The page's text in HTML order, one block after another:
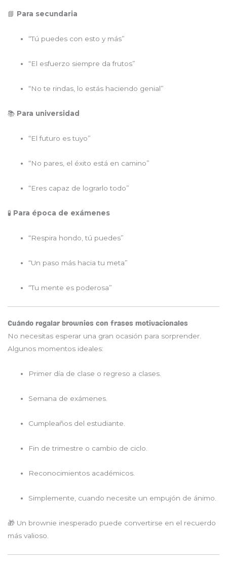
📘 Para secundaria
“Tú puedes con esto y más”
“El esfuerzo siempre da frutos”
“No te rindas, lo estás haciendo genial”
📚 Para universidad
“El futuro es tuyo”
“No pares, el éxito está en camino”
“Eres capaz de lograrlo todo”
🧪 Para época de exámenes
“Respira hondo, tú puedes”
“Un paso más hacia tu meta”
“Tu mente es poderosa”
Cuándo regalar brownies con frases motivacionales
No necesitas esperar una gran ocasión para sorprender.
Algunos momentos ideales:
Primer día de clase o regreso a clases.
Semana de exámenes.
Cumpleaños del estudiante.
Fin de trimestre o cambio de ciclo.
Reconocimientos académicos.
Simplemente, cuando necesite un empujón de ánimo.
🎁 Un brownie inesperado puede convertirse en el recuerdo
más valioso.